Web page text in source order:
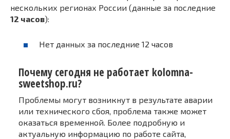
нескольких регионах России (данные за последние
12 часов):
Нет данных за последние 12 часов
Почему сегодня не работает kolomna-
sweetshop.ru?
Проблемы могут возникнут в результате аварии
или технического сбоя, проблема также может
оказаться временной. Более подробную и
актуальную информацию по работе сайта,